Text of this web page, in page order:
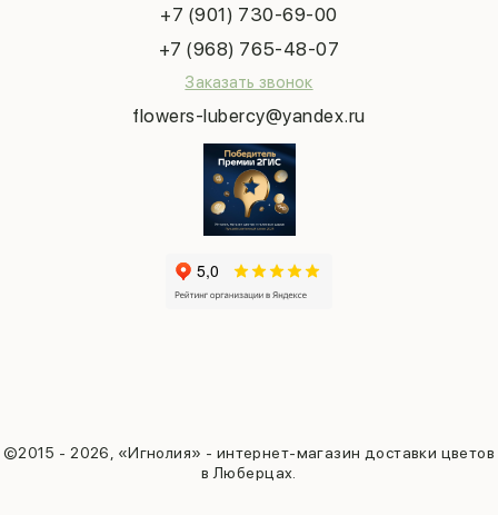
+7 (901) 730-69-00
+7 (968) 765-48-07
Заказать звонок
flowers-lubercy@yandex.ru
©2015 - 2026, «Игнолия» - интернет-магазин доставки цветов
в Люберцах.